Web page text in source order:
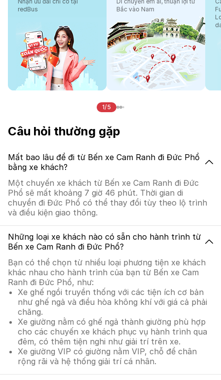
redBus
Bắc vào Nam
1/5
Câu hỏi thường gặp
Mất bao lâu để đi từ Bến xe Cam Ranh đi Đức Phổ
bằng xe khách?
Một chuyến xe khách từ Bến xe Cam Ranh đi Đức
Phổ sẽ mất khoảng 7 giờ 46 phút. Thời gian di
chuyển đi Đức Phổ có thể thay đổi tùy theo lộ trình
và điều kiện giao thông.
Những loại xe khách nào có sẵn cho hành trình từ
Bến xe Cam Ranh đi Đức Phổ?
Bạn có thể chọn từ nhiều loại phương tiện xe khách
khác nhau cho hành trình của bạn từ Bến xe Cam
Ranh đi Đức Phổ, như:
Xe ghế ngồi truyền thống với các tiện ích cơ bản
như ghế ngả và điều hòa không khí với giá cả phải
chăng.
Xe giường nằm có ghế ngả thành giường phù hợp
cho các chuyến xe khách phục vụ hành trình qua
đêm, có thêm tiện nghi như giải trí trên xe.
Xe giường VIP có giường nằm VIP, chỗ để chân
rộng rãi và hệ thống giải trí cá nhân.